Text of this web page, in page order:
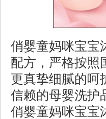
俏婴童妈咪宝宝
配方，严格按照
更真挚细腻的呵
信赖的母婴洗护
俏婴童妈咪宝宝